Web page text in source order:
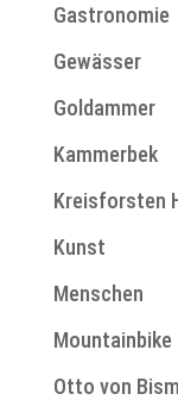
Gastronomie
Gewässer
Goldammer
Kammerbek
Kreisforsten
Kunst
Menschen
Mountainbike
Otto von